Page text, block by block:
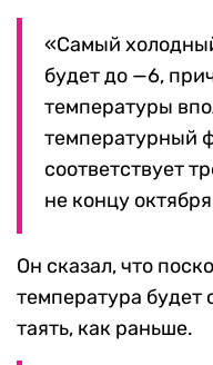
«Самый
будет до —6,
температуры
температурный
соответствует
не концу
Он сказал, что
температура будет
таять, как раньше.